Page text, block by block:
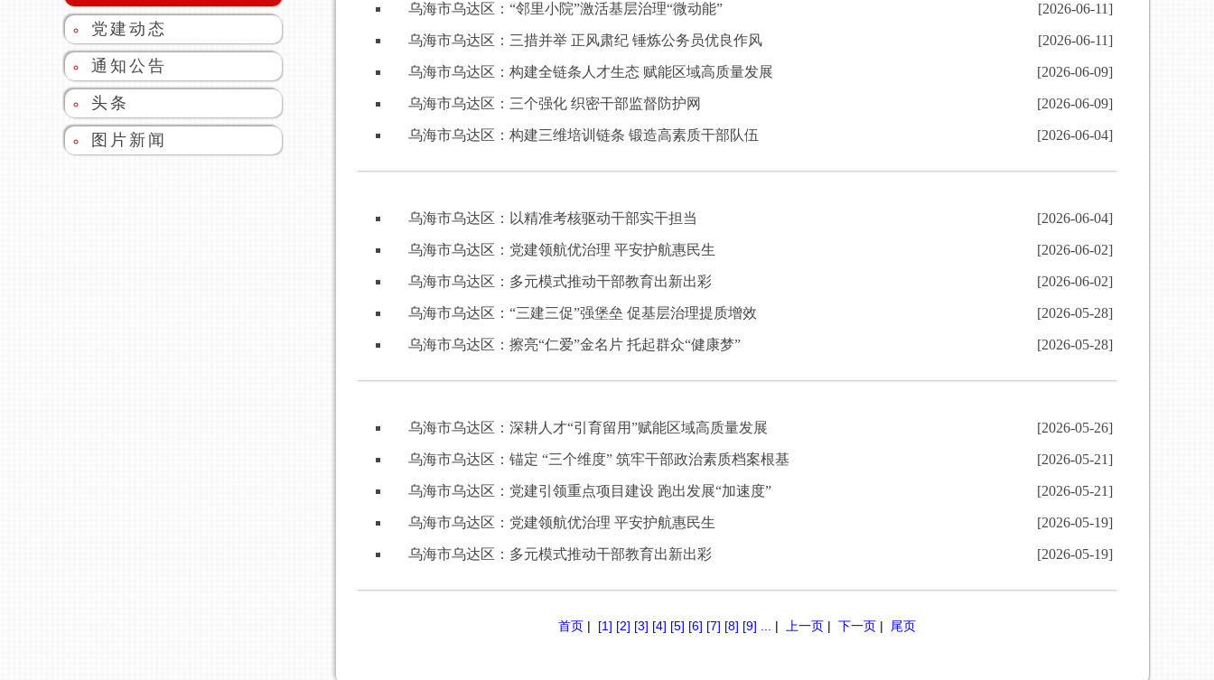
党建动态
通知公告
头条
图片新闻
乌海市乌达区：“邻里小院”激活基层治理“微动能” [2026-06-11]
乌海市乌达区：三措并举 正风肃纪 锤炼公务员优良作风 [2026-06-11]
乌海市乌达区：构建全链条人才生态 赋能区域高质量发展 [2026-06-09]
乌海市乌达区：三个强化 织密干部监督防护网 [2026-06-09]
乌海市乌达区：构建三维培训链条 锻造高素质干部队伍 [2026-06-04]
乌海市乌达区：以精准考核驱动干部实干担当 [2026-06-04]
乌海市乌达区：党建领航优治理 平安护航惠民生 [2026-06-02]
乌海市乌达区：多元模式推动干部教育出新出彩 [2026-06-02]
乌海市乌达区：“三建三促”强堡垒 促基层治理提质增效 [2026-05-28]
乌海市乌达区：擦亮“仁爱”金名片 托起群众“健康梦” [2026-05-28]
乌海市乌达区：深耕人才“引育留用”赋能区域高质量发展 [2026-05-26]
乌海市乌达区：锚定 “三个维度” 筑牢干部政治素质档案根基 [2026-05-21]
乌海市乌达区：党建引领重点项目建设 跑出发展“加速度” [2026-05-21]
乌海市乌达区：党建领航优治理 平安护航惠民生 [2026-05-19]
乌海市乌达区：多元模式推动干部教育出新出彩 [2026-05-19]
首页 | [1] [2] [3] [4] [5] [6] [7] [8] [9] | 上一页 | 下一页 | 尾页